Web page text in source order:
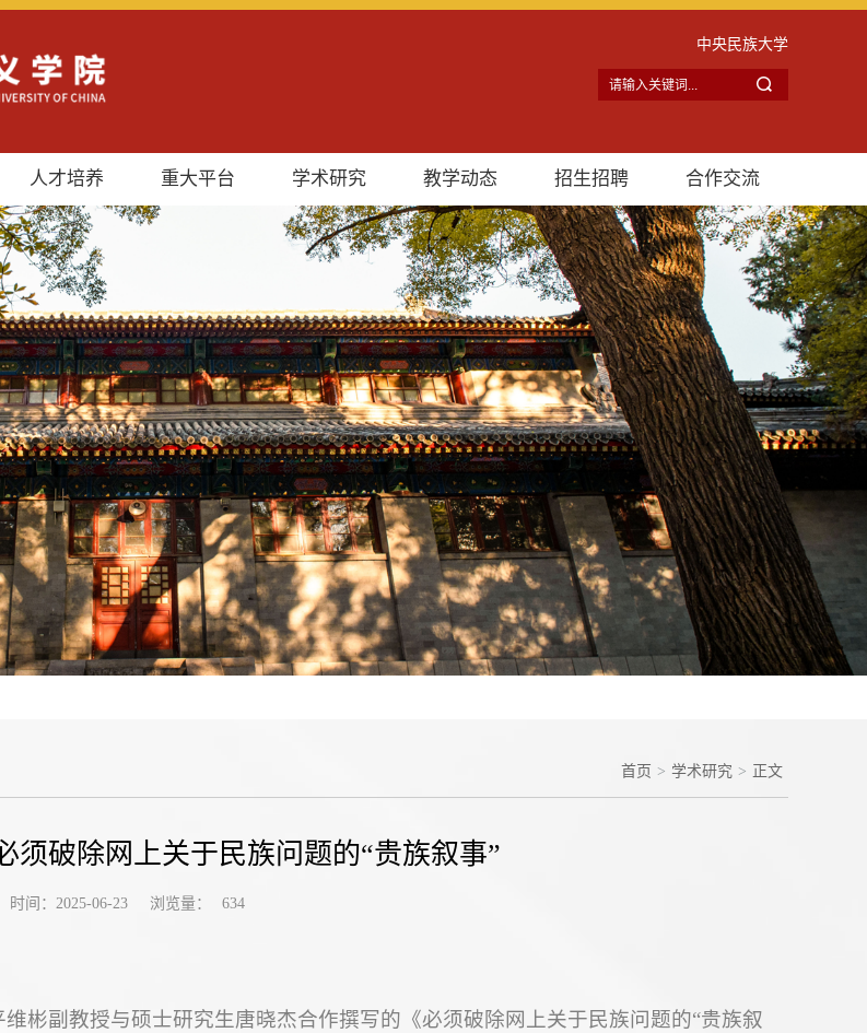
中央民族大学
人才培养 重大平台 学术研究 教学动态 招生招聘 合作交流
首页 > 学术研究 > 正文
须破除网上关于民族问题的“贵族叙事”
时间：2025-06-23 浏览量： 634
彬副教授与硕士研究生唐晓杰合作撰写的《必须破除网上关于民族问题的“贵族叙